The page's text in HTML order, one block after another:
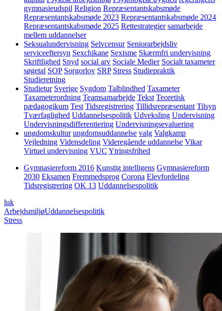
gymnasieudspil Religion Repræsentantskabsmøde
Repræsentantskabsmøde 2023 Repræsentantskabsmøde 2024
Repræsentantskabsmøde 2025 Rettestrategier samarbejde
mellem uddannelser
Seksualundervisning Selvcensur Seniorarbejdsliv
serviceeftersyn Sexchikane Sexisme Skærmfri undervisning
Skriftlighed Snyd social arv Sociale Medier Socialt taxameter
søgetal SOP Sorgorlov SRP Stress Studiepraktik
Studieretning
Studietur Sverige Sygdom Talblindhed Taxameter
Taxameterordning Teamsamarbejde Tekst Teoretisk
pædagogikum Test Tidsregistrering Tillidsrepræsentant Tilsyn
Tværfaglighed Uddannelsespolitik Udveksling Undervisning
Undervisningsdifferentiering Undervisningsevaluering
ungdomskultur ungdomsuddannelse valg Valgkamp
Vejledning Vidensdeling Videregående uddannelse Vikar
Virtuel undervisning VUC Ytringsfrihed
Gymnasiereform 2016 Kunstig intelligens Gymnasiereform
2030 Eksamen Fremmedsprog Corona Elevfordeling
Tidsregistrering OK 13 Uddannelsespolitik
luk
ArbejdsmiljøUddannelsespolitik
Stress